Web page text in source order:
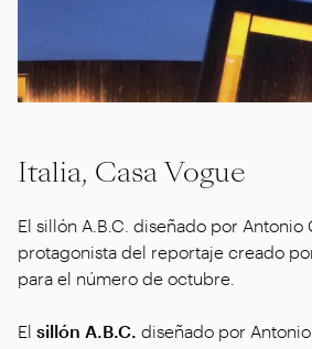
Italia, Casa Vogue
El sillón A.B.C. diseñado por Antonio
protagonista del reportaje creado
para el número de octubre.
El sillón A.B.C. diseñado por